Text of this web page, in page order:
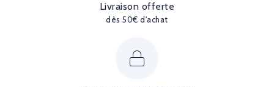
Livraison offerte
dès 50€ d'achat